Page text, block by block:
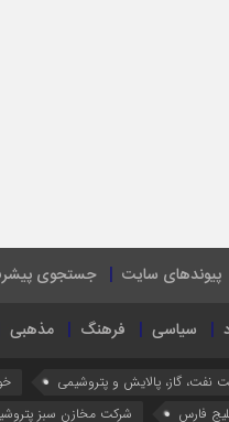
پیوندهای سایت جستجوی
سیاسی فرهنگ مذهبی
گاز، پالایش و پتروشیمی
فارس شرکت مخازن سبز